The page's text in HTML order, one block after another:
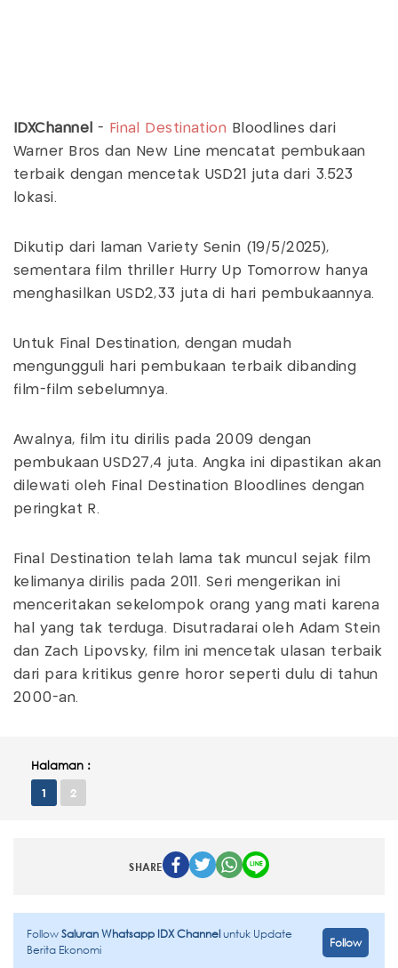
IDXChannel - Final Destination Bloodlines dari
Warner Bros dan New Line mencatat pembukaan
terbaik dengan mencetak USD21 juta dari 3.523
lokasi.
Dikutip dari laman Variety Senin (19/5/2025),
sementara film thriller Hurry Up Tomorrow hanya
menghasilkan USD2,33 juta di hari pembukaannya.
Untuk Final Destination, dengan mudah
mengungguli hari pembukaan terbaik dibanding
film-film sebelumnya.
Awalnya, film itu dirilis pada 2009 dengan
pembukaan USD27,4 juta. Angka ini dipastikan akan
dilewati oleh Final Destination Bloodlines dengan
peringkat R.
Final Destination telah lama tak muncul sejak film
kelimanya dirilis pada 2011. Seri mengerikan ini
menceritakan sekelompok orang yang mati karena
hal yang tak terduga. Disutradarai oleh Adam Stein
dan Zach Lipovsky, film ini mencetak ulasan terbaik
dari para kritikus genre horor seperti dulu di tahun
2000-an.
Halaman :
1 2
SHARE
FollowSaluran Whatsapp IDX Channeluntuk Update
Berita Ekonomi
Follow